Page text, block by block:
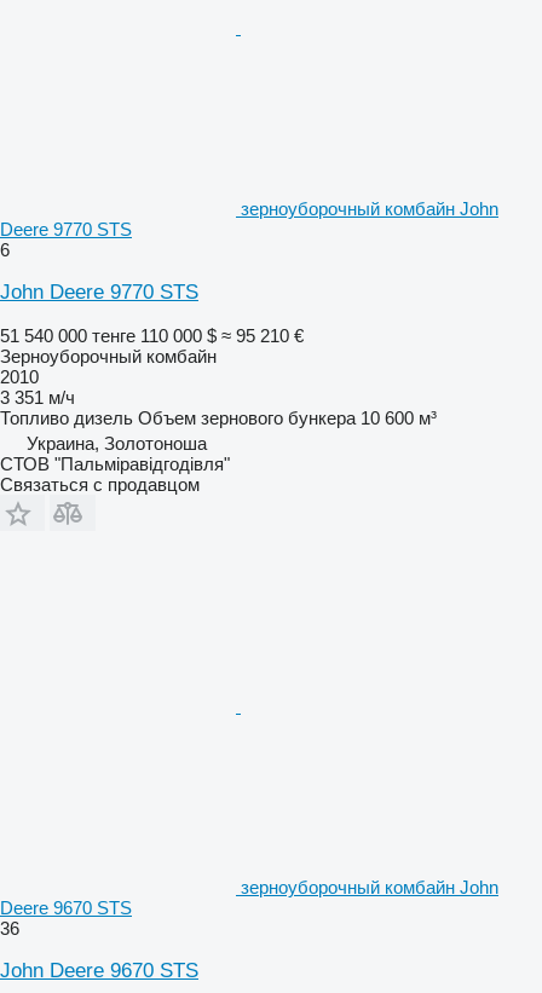
зерноуборочный комбайн John
Deere 9770 STS
6
John Deere 9770 STS
51 540 000 тенге 110 000 $ ≈ 95 210 €
Зерноуборочный комбайн
2010
3 351 м/ч
Топливо дизель Объем зернового бункера 10 600 м³
Украина, Золотоноша
СТОВ "Пальміравідгодівля"
Связаться с продавцом
зерноуборочный комбайн John
Deere 9670 STS
36
John Deere 9670 STS